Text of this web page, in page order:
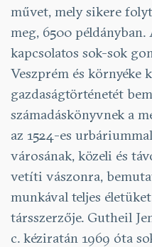
művet, mely sikere
meg, 6500
kapcsolatos sok-sok
Veszprém és környéke
gazdaságtörténetét
számadáskönyvnek a
az 1524-es
városának, közeli és
vetíti vászonra,
munkával teljes
társszerzője. Gutheil
c. kéziratán 1969 óta